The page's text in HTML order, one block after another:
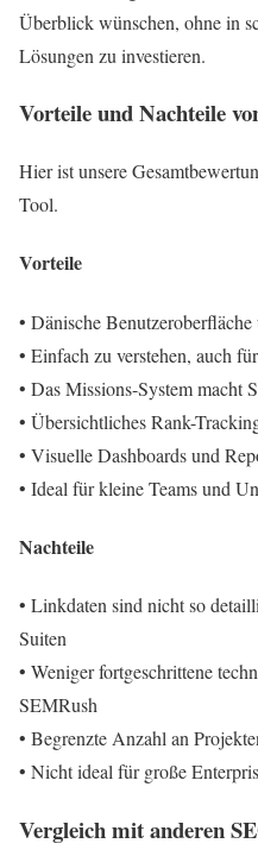
Überblick wünschen, ohne in
Lösungen zu investieren.
Vorteile und Nachteile
Hier ist unsere
Tool.
Vorteile
• Dänische
• Einfach zu verstehen, auch
• Das Missions-System macht
• Übersichtliches Rank-
• Visuelle Dashboards und
• Ideal für kleine Teams und
Nachteile
• Linkdaten sind nicht so
Suiten
• Weniger fortgeschrittene
SEMRush
• Begrenzte Anzahl an
• Nicht ideal für große
Vergleich mit anderen